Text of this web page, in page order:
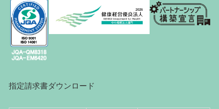
指定請求書ダウンロード